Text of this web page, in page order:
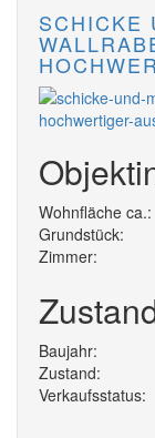
SCHICKE
Wohnfläche ca.:
Grundstück:
Zimmer:
Baujahr:
Zustand:
Verkaufsstatus: